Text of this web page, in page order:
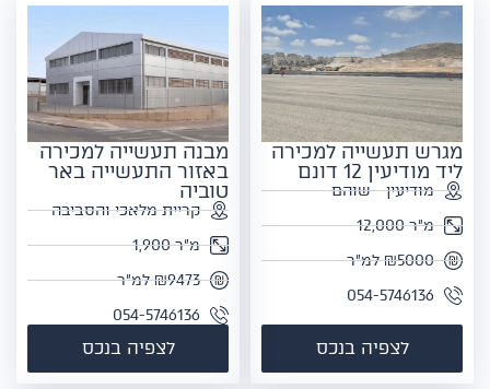
מגרש תעשייה למכירה
ליד מודיעין 12 דונם
מודיעין - שוהם
מ"ר 12,000
₪5000 למ"ר
054-5746136
לצפיה בנכס
מבנה תעשייה למכירה
באזור התעשייה באר
טוביה
קריית מלאכי והסביבה
מ"ר 1,900
₪9473 למ"ר
054-5746136
לצפיה בנכס